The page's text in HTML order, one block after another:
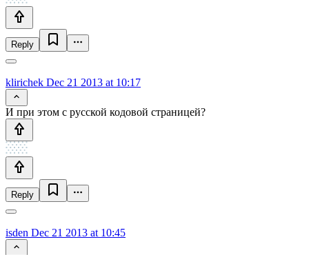
Reply
klirichek Dec 21 2013 at 10:17
И при этом с русской кодовой страницей?
Reply
isden Dec 21 2013 at 10:45